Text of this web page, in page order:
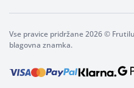
Vse pravice pridržane 2026 ©
blagovna znamka.